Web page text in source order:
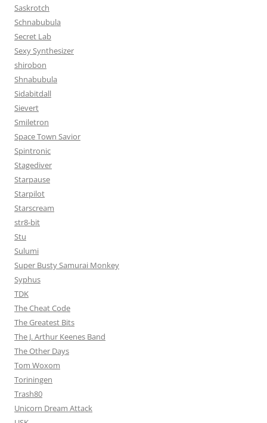
Saskrotch
Schnabubula
Secret Lab
Sexy Synthesizer
shirobon
Shnabubula
Sidabitdall
Sievert
Smiletron
Space Town Savior
Spintronic
Stagediver
Starpause
Starpilot
Starscream
str8-bit
Stu
Sulumi
Super Busty Samurai Monkey
Syphus
TDK
The Cheat Code
The Greatest Bits
The J. Arthur Keenes Band
The Other Days
Tom Woxom
Toriningen
Trash80
Unicorn Dream Attack